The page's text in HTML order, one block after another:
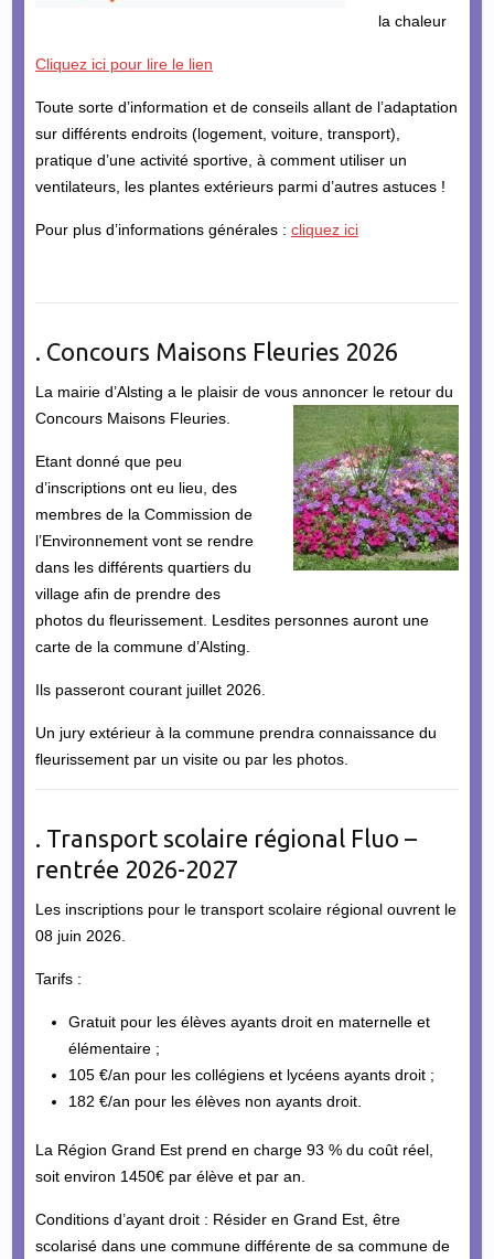
la chaleur
Cliquez ici pour lire le lien
Toute sorte d’information et de conseils allant de l’adaptation
sur différents endroits (logement, voiture, transport),
pratique d’une activité sportive, à comment utiliser un
ventilateurs, les plantes extérieurs parmi d’autres astuces !
Pour plus d’informations générales : cliquez ici
. Concours Maisons Fleuries 2026
La mairie d’Alsting a le plaisir de vous annoncer le retour du
Concours Maisons Fleuries.
Etant donné que peu
d’inscriptions ont eu lieu, des
membres de la Commission de
l’Environnement vont se rendre
dans les différents quartiers du
village afin de prendre des
photos du fleurissement. Lesdites personnes auront une
carte de la commune d’Alsting.
Ils passeront courant juillet 2026.
Un jury extérieur à la commune prendra connaissance du
fleurissement par un visite ou par les photos.
. Transport scolaire régional Fluo –
rentrée 2026-2027
Les inscriptions pour le transport scolaire régional ouvrent le
08 juin 2026.
Tarifs :
Gratuit pour les élèves ayants droit en maternelle et
élémentaire ;
105 €/an pour les collégiens et lycéens ayants droit ;
182 €/an pour les élèves non ayants droit.
La Région Grand Est prend en charge 93 % du coût réel,
soit environ 1450€ par élève et par an.
Conditions d’ayant droit : Résider en Grand Est, être
scolarisé dans une commune différente de sa commune de